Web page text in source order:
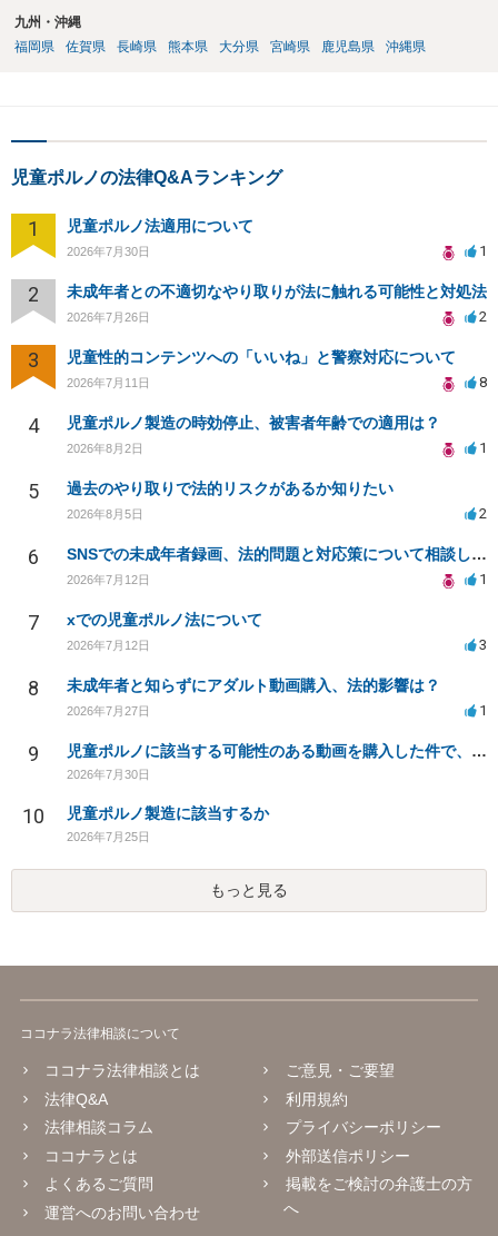
九州・沖縄
福岡県
佐賀県 長崎県 熊本県 大分県 宮崎県 鹿児島県 沖縄県
児童ポルノの法律Q&Aランキング
1 児童ポルノ法適用について
2026年7月30日 1
2 未成年者との不適切なやり取りが法に触れる可能性と対処法
2026年7月26日 2
3 児童性的コンテンツへの「いいね」と警察対応について
2026年7月11日 8
4 児童ポルノ製造の時効停止、被害者年齢での適用は？
2026年8月2日 1
5 過去のやり取りで法的リスクがあるか知りたい
2026年8月5日 2
6 SNSでの未成年者録画、法的問題と対応策について相談したい
2026年7月12日 1
7 xでの児童ポルノ法について
2026年7月12日 3
8 未成年者と知らずにアダルト動画購入、法的影響は？
2026年7月27日 1
9 児童ポルノに該当する可能性のある動画を購入した件で、家族や職場に知られたり、逮捕などあるのでしょうか
2026年7月30日
10 児童ポルノ製造に該当するか
2026年7月25日
もっと見る
ココナラ法律相談について
ココナラ法律相談とは
法律Q&A
法律相談コラム
ココナラとは
よくあるご質問
運営へのお問い合わせ
ご意見・ご要望
利用規約
プライバシーポリシー
外部送信ポリシー
掲載をご検討の弁護士の方
へ